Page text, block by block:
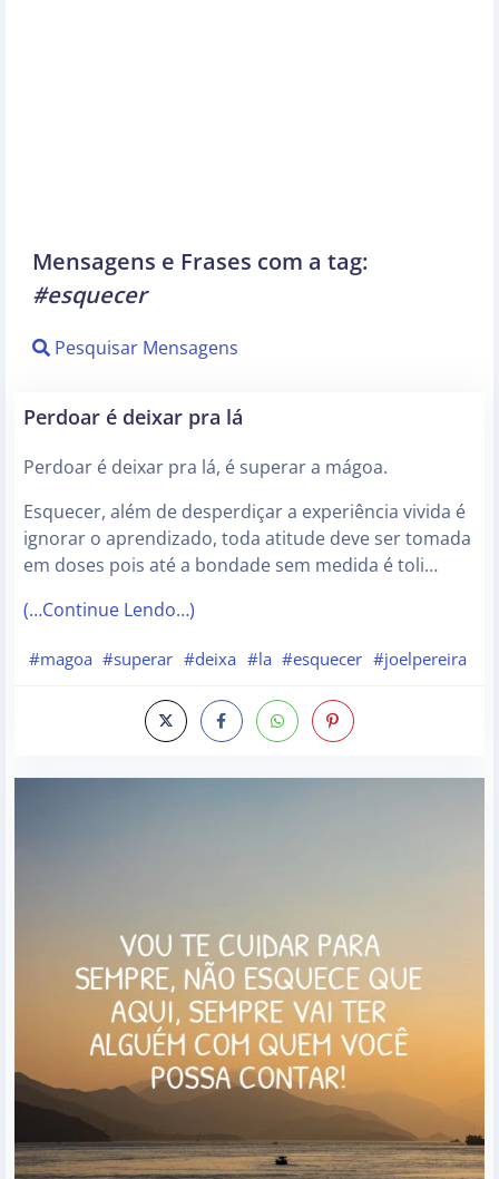
Mensagens e Frases com a tag:
#esquecer
Pesquisar Mensagens
Perdoar é deixar pra lá
Perdoar é deixar pra lá, é superar a mágoa.
Esquecer, além de desperdiçar a experiência vivida é
ignorar o aprendizado, toda atitude deve ser tomada
em doses pois até a bondade sem medida é toli…
(…Continue Lendo…)
#magoa #superar #deixa #la #esquecer #joelpereira